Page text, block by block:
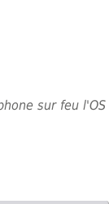
sur feu l'OS